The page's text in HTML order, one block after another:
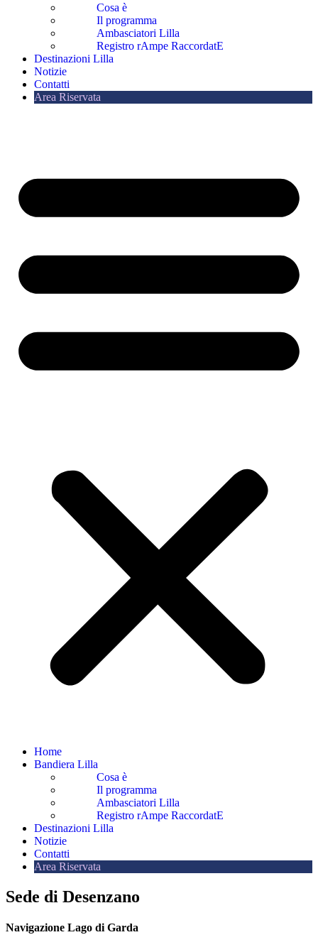
Cosa è
Il programma
Ambasciatori Lilla
Registro rAmpe RaccordatE
Destinazioni Lilla
Notizie
Contatti
Area Riservata
Home
Bandiera Lilla
Cosa è
Il programma
Ambasciatori Lilla
Registro rAmpe RaccordatE
Destinazioni Lilla
Notizie
Contatti
Area Riservata
Sede di Desenzano
Navigazione Lago di Garda